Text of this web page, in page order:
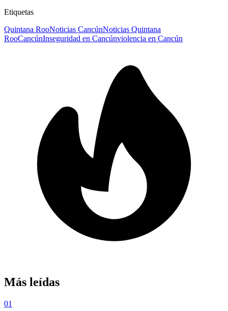
Etiquetas
Quintana RooNoticias CancúnNoticias Quintana
RooCancúnInseguridad en Cancúnviolencia en Cancún
Más leídas
01